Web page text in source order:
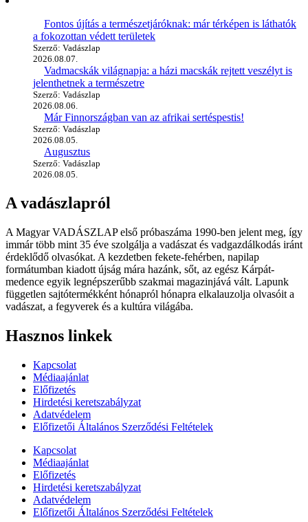
Fontos újítás a természetjáróknak: már térképen is láthatók
a fokozottan védett területek
Szerző: Vadászlap
2026.08.07.
Vadmacskák világnapja: a házi macskák rejtett veszélyt is
jelenthetnek a természetre
Szerző: Vadászlap
2026.08.06.
Már Finnországban van az afrikai sertéspestis!
Szerző: Vadászlap
2026.08.05.
Augusztus
Szerző: Vadászlap
2026.08.05.
A vadászlapról
A Magyar VADÁSZLAP első próbaszáma 1990-ben jelent meg, így
immár több mint 35 éve szolgálja a vadászat és vadgazdálkodás iránt
érdeklődő olvasókat. A kezdetben fekete-fehérben, napilap
formátumban kiadott újság mára hazánk, sőt, az egész Kárpát-
medence egyik legnépszerűbb szakmai magazinjává vált. Lapunk
független sajtótermékként hónapról hónapra elkalauzolja olvasóit a
vadászat, a fegyverek és a kultúra világába.
Hasznos linkek
Kapcsolat
Médiaajánlat
Előfizetés
Hirdetési keretszabályzat
Adatvédelem
Előfizetői Általános Szerződési Feltételek
Kapcsolat
Médiaajánlat
Előfizetés
Hirdetési keretszabályzat
Adatvédelem
Előfizetői Általános Szerződési Feltételek